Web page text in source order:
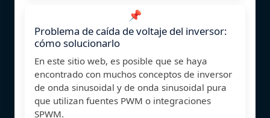
📌
Problema de caída de voltaje del inversor:
cómo solucionarlo
En este sitio web, es posible que se haya
encontrado con muchos conceptos de inversor
de onda sinusoidal y de onda sinusoidal pura
que utilizan fuentes PWM o integraciones
SPWM.